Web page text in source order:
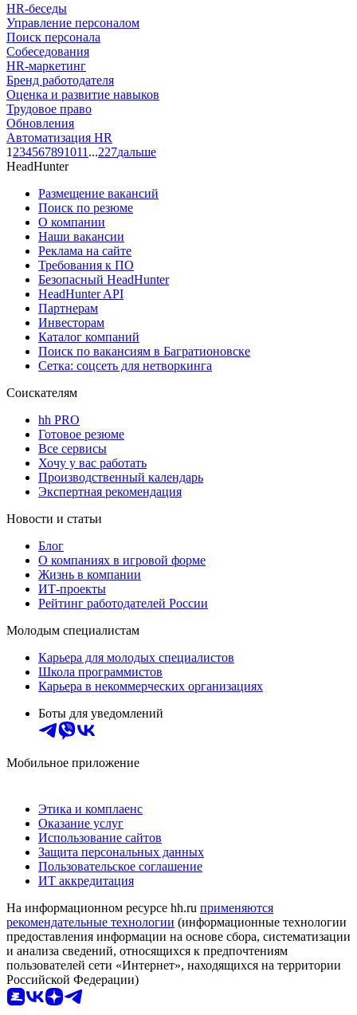
HR-беседы
Управление персоналом
Поиск персонала
Собеседования
HR-маркетинг
Бренд работодателя
Оценка и развитие навыков
Трудовое право
Обновления
Автоматизация HR
1 234567891011 ...227дальше
HeadHunter
Размещение вакансий
Поиск по резюме
О компании
Наши вакансии
Реклама на сайте
Требования к ПО
Безопасный HeadHunter
HeadHunter API
Партнерам
Инвесторам
Каталог компаний
Поиск по вакансиям в Багратионовске
Сетка: соцсеть для нетворкинга
Соискателям
hh PRO
Готовое резюме
Все сервисы
Хочу у вас работать
Производственный календарь
Экспертная рекомендация
Новости и статьи
Блог
О компаниях в игровой форме
Жизнь в компании
ИТ-проекты
Рейтинг работодателей России
Молодым специалистам
Карьера для молодых специалистов
Школа программистов
Карьера в некоммерческих организациях
Боты для уведомлений
Мобильное приложение
Этика и комплаенс
Оказание услуг
Использование сайтов
Защита персональных данных
Пользовательское соглашение
ИТ аккредитация
На информационном ресурсе hh.ru применяются
рекомендательные технологии (информационные технологии
предоставления информации на основе сбора, систематизации
и анализа сведений, относящихся к предпочтениям
пользователей сети «Интернет», находящихся на территории
Российской Федерации)